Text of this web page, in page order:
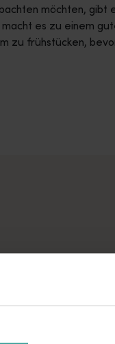
möchten, gibt
es zu einem
zu frühstücken,